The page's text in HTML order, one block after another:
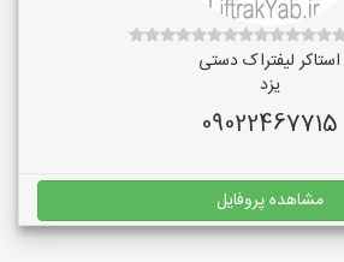
استاکر لیفتراک دستی
یزد
09022467715
مشاهده پروفایل